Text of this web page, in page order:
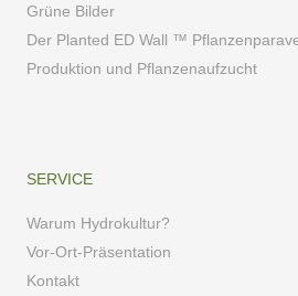
Grüne Bilder
Der Planted ED Wall ™
Produktion und Pflanzenaufzucht
SERVICE
Warum Hydrokultur?
Vor-Ort-Präsentation
Kontakt